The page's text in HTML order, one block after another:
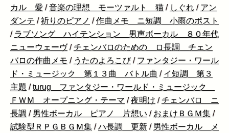
カル 愛 /音楽の理想 モーツァルト 猫 / しぐれ / アン
ダンテ /祈りのピアノ /作曲メモ ニ短調 小雨のポスト
/ ラブソング ハイテンション 男声ボーカル ８０年代
ニューウェーヴ /チェンバロのための ロ長調 チェン
バロの作曲メモ / うたのよろこび / ファンタジー・ワール
ド・ミュージック 第１３曲 バトル曲 / イ短調 第３
主題 /turug ファンタジー・ワールド・ミュージック
ＦＷＭ オープニング・テーマ /夜明け /チェンバロ ニ
長調 / 男性ボーカル ピアノ 片想い / おまけＢＧＭ集 /
試験型ＲＰＧＢＧＭ集 /ハ長調 更新 / 男性ボーカル メ